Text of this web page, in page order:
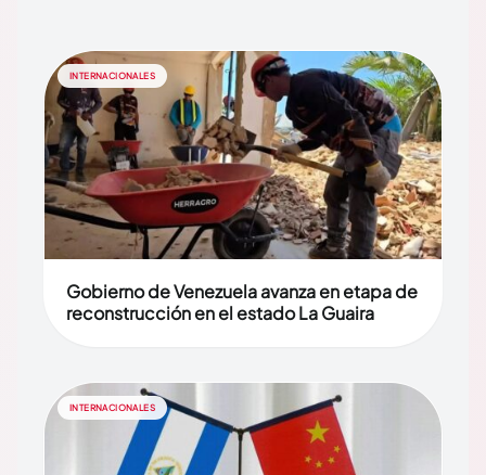
INTERNACIONALES
Gobierno de Venezuela avanza en etapa de
reconstrucción en el estado La Guaira
INTERNACIONALES